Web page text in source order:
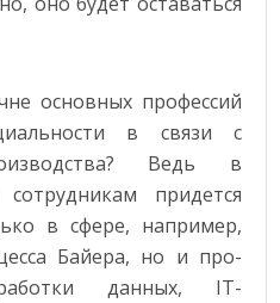
основных профессий
в связи с
Ведь в
придется
в сфере, например,
Байера, но и про-
данных, IT-